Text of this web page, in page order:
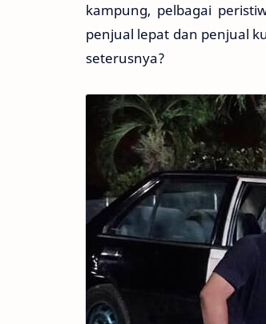
kampung, pelbagai
penjual lepat dan penjual
seterusnya?